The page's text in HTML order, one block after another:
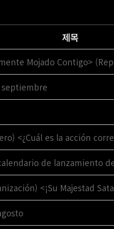
제목
Mojado Contigo>
<¿Cuál es la acción
de lanzamiento
<¡Su Majestad